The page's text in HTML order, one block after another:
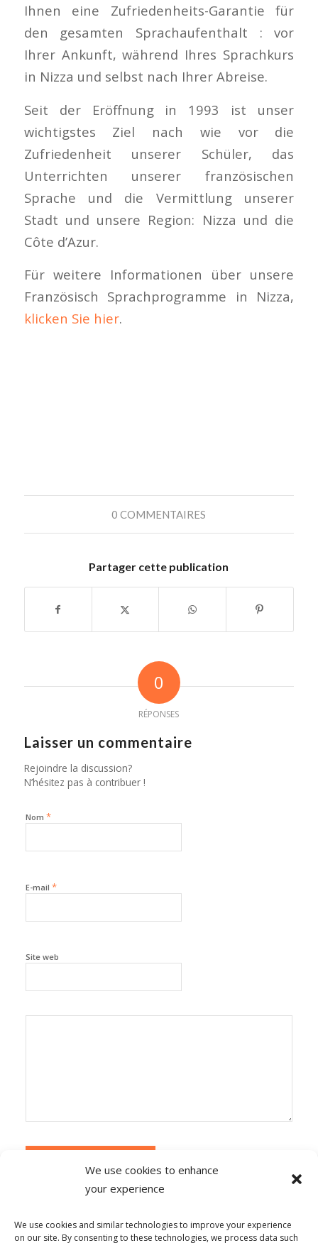
We use cookies to enhance
your experience
We use cookies and similar technologies to improve your experience
on our site. By consenting to these technologies, we process data such
Ihnen eine Zufriedenheits-Garantie für
den gesamten Sprachaufenthalt : vor
Ihrer Ankunft, während Ihres Sprachkurs
in Nizza und selbst nach Ihrer Abreise.
Seit der Eröffnung in 1993 ist unser
wichtigstes Ziel nach wie vor die
Zufriedenheit unserer Schüler, das
Unterrichten unserer französischen
Sprache und die Vermittlung unserer
Stadt und unsere Region: Nizza und die
Côte d’Azur.
Für weitere Informationen über unsere
Französisch Sprachprogramme in Nizza,
klicken Sie hier.
0 COMMENTAIRES
Partager cette publication
0
RÉPONSES
Laisser un commentaire
Rejoindre la discussion?
N’hésitez pas à contribuer !
Nom *
E-mail *
Site web
Ce site utilise Akismet pour réduire les
données de vos commentaires sont traitées.